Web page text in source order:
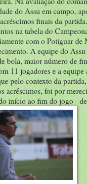
do Assu em campo,
finais da
na tabela do
com o Potiguar de
A equipe do
bola, maior número de
11 jogadores e a equipe
pelo contexto da
acréscimos, foi por
início ao fim do jogo -